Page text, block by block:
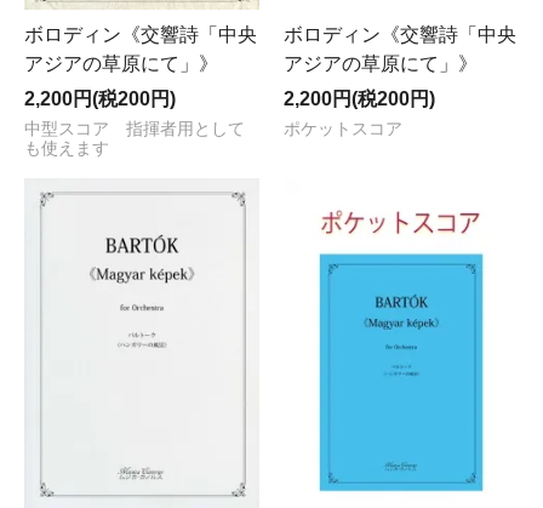
ボロディン《交響詩「中央
アジアの草原にて」》
2,200円(税200円)
中型スコア 指揮者用として
も使えます
ボロディン《交響詩「中央
アジアの草原にて」》
2,200円(税200円)
ポケットスコア